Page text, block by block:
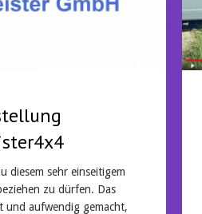
diesem sehr einseitigem
zu dürfen. Das
und aufwendig gemacht,